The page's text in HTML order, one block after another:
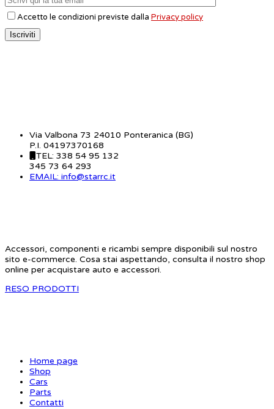
Accetto le condizioni previste dalla Privacy policy
Via Valbona 73 24010 Ponteranica (BG)
P.I. 04197370168
TEL: 338 54 95 132
345 73 64 293
EMAIL: info@starrc.it
Accessori, componenti e ricambi sempre disponibili sul nostro
sito e-commerce. Cosa stai aspettando, consulta il nostro shop
online per acquistare auto e accessori.
RESO PRODOTTI
Home page
Shop
Cars
Parts
Contatti